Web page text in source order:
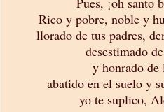
Rico y pobre, noble y
llorado de tus padres,
desestimado
y honrado de
abatido en el suelo y
yo te suplico,